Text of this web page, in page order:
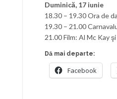
Duminică, 17 iunie
18.30 – 19.30 Ora de
19.30 – 21.00
21.00 Film: Al Mc Kay
Dă mai departe:
Facebook